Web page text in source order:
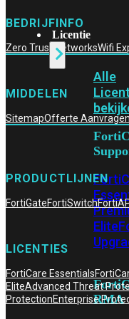
Licentie
Alle
Elite
RMA
BEDRIJFINFO
Zero Trust NetworksWifi
MIDDELEN
SitemapOfferte Aanvragen
PRODUCTLIJNEN
FortiGateFortiSwitch
LICENTIES
FortiCare Essentials
EliteAdvanced Threat
ProtectionEnterprise